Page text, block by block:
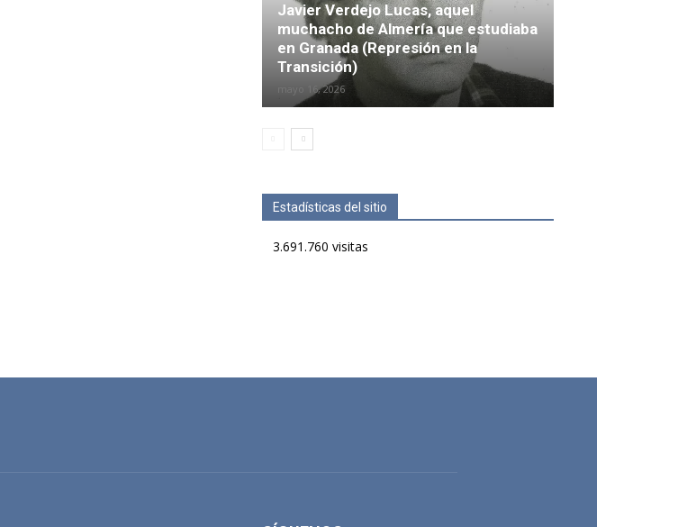
Javier Verdejo Lucas, aquel
muchacho de Almería que estudiaba
en Granada (Represión en la
Transición)
mayo 16, 2026
Estadísticas del sitio
3.691.760 visitas